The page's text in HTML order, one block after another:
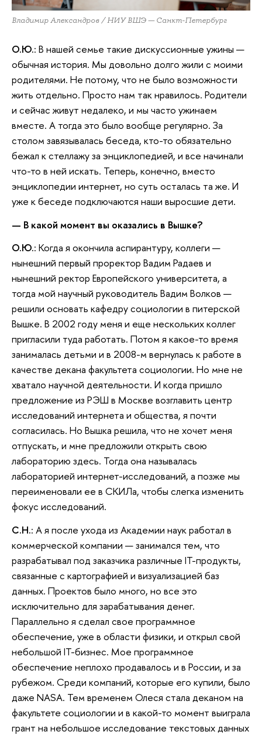
Владимир Александров / НИУ ВШЭ — Санкт-Петербург
О.Ю.: В нашей семье такие дискуссионные ужины —
обычная история. Мы довольно долго жили с моими
родителями. Не потому, что не было возможности
жить отдельно. Просто нам так нравилось. Родители
и сейчас живут недалеко, и мы часто ужинаем
вместе. А тогда это было вообще регулярно. За
столом завязывалась беседа, кто-то обязательно
бежал к стеллажу за энциклопедией, и все начинали
что-то в ней искать. Теперь, конечно, вместо
энциклопедии интернет, но суть осталась та же. И
уже к беседе подключаются наши выросшие дети.
— В какой момент вы оказались в Вышке?
О.Ю.: Когда я окончила аспирантуру, коллеги —
нынешний первый проректор Вадим Радаев и
нынешний ректор Европейского университета, а
тогда мой научный руководитель Вадим Волков —
решили основать кафедру социологии в питерской
Вышке. В 2002 году меня и еще нескольких коллег
пригласили туда работать. Потом я какое-то время
занималась детьми и в 2008-м вернулась к работе в
качестве декана факультета социологии. Но мне не
хватало научной деятельности. И когда пришло
предложение из РЭШ в Москве возглавить центр
исследований интернета и общества, я почти
согласилась. Но Вышка решила, что не хочет меня
отпускать, и мне предложили открыть свою
лабораторию здесь. Тогда она называлась
лабораторией интернет-исследований, а позже мы
переименовали ее в СКИЛа, чтобы слегка изменить
фокус исследований.
С.Н.: А я после ухода из Академии наук работал в
коммерческой компании — занимался тем, что
разрабатывал под заказчика различные IT-продукты,
связанные с картографией и визуализацией баз
данных. Проектов было много, но все это
исключительно для зарабатывания денег.
Параллельно я сделал свое программное
обеспечение, уже в области физики, и открыл свой
небольшой IT-бизнес. Мое программное
обеспечение неплохо продавалось и в России, и за
рубежом. Среди компаний, которые его купили, было
даже NASA. Тем временем Олеся стала деканом на
факультете социологии и в какой-то момент выиграла
грант на небольшое исследование текстовых данных